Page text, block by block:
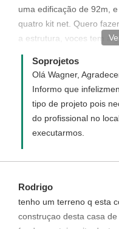
uma edificação de 92m,
quatro kit net. Quero
a estrutura, voces tem
suite 1 banheiro garagem
Soprojetos
Olá Wagner,
Informo que
tipo de projeto pois
do profissional no
executarmos.
Rodrigo
tenho um terreno q esta
construçao desta casa